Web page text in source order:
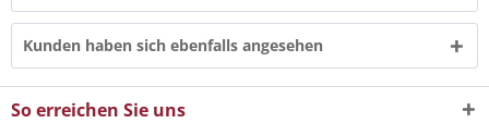
Kunden haben sich ebenfalls angesehen
So erreichen Sie uns